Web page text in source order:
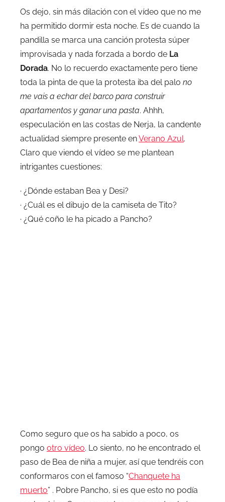
Os dejo, sin más dilación con el vídeo que no me
ha permitido dormir esta noche. Es de cuando la
pandilla se marca una canción protesta súper
improvisada y nada forzada a bordo de La
Dorada. No lo recuerdo exactamente pero tiene
toda la pinta de que la protesta iba del palo no
me vais a echar del barco para construir
apartamentos y ganar una pasta. Ahhh,
especulación en las costas de Nerja, la candente
actualidad siempre presente enVerano Azul.
Claro que viendo el vídeo se me plantean
intrigantes cuestiones:
· ¿Dónde estaban Bea y Desi?
· ¿Cuál es el dibujo de la camiseta de Tito?
· ¿Qué coño le ha picado a Pancho?
Como seguro que os ha sabido a poco, os
pongo otro vídeo. Lo siento, no he encontrado el
paso de Bea de niña a mujer, así que tendréis con
conformaros con el famoso “Chanquete ha
muerto” . Pobre Pancho, si es que esto no podía